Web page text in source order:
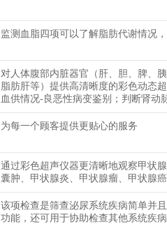
监测血脂四项可以了解脂肪代谢情况
对人体腹部内脏器官（肝、胆、脾、
脂肪肝等）提供高清晰度的彩色动态
血供情况-良恶性病变鉴别；判断肾动
为每一个顾客提供更贴心的服务
通过彩色超声仪器更清晰地观察甲状
囊肿、甲状腺炎、甲状腺瘤、甲状腺癌
该项检查是筛查泌尿系统疾病简单并
功能，还可用于协助检查其他系统疾